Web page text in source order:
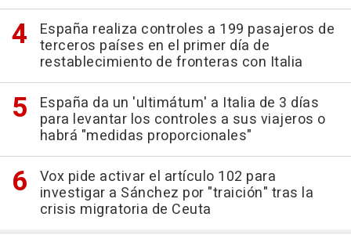
España realiza controles a 199 pasajeros de
terceros países en el primer día de
restablecimiento de fronteras con Italia
España da un 'ultimátum' a Italia de 3 días
para levantar los controles a sus viajeros o
habrá "medidas proporcionales"
Vox pide activar el artículo 102 para
investigar a Sánchez por "traición" tras la
crisis migratoria de Ceuta